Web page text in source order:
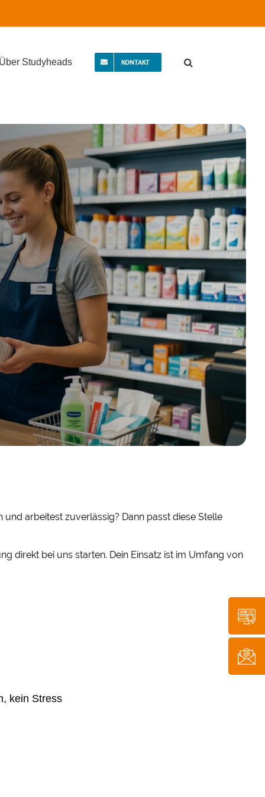
Über Studyheads KONTAKT
arbeitest zuverlässig? Dann passt diese Stelle
direkt bei uns starten. Dein Einsatz ist im Umfang von
kein Stress